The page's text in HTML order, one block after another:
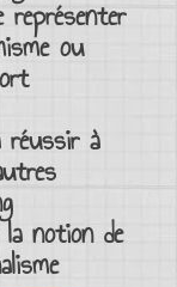
ou
réussir à
notion de